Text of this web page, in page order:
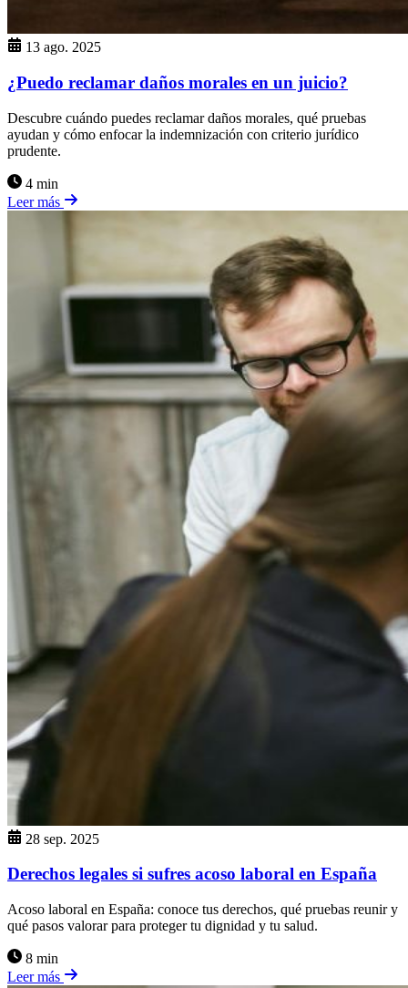
13 ago. 2025
¿Puedo reclamar daños morales en un juicio?
Descubre cuándo puedes reclamar daños morales, qué pruebas
ayudan y cómo enfocar la indemnización con criterio jurídico
prudente.
4 min
Leer más
28 sep. 2025
Derechos legales si sufres acoso laboral en España
Acoso laboral en España: conoce tus derechos, qué pruebas reunir y
qué pasos valorar para proteger tu dignidad y tu salud.
8 min
Leer más